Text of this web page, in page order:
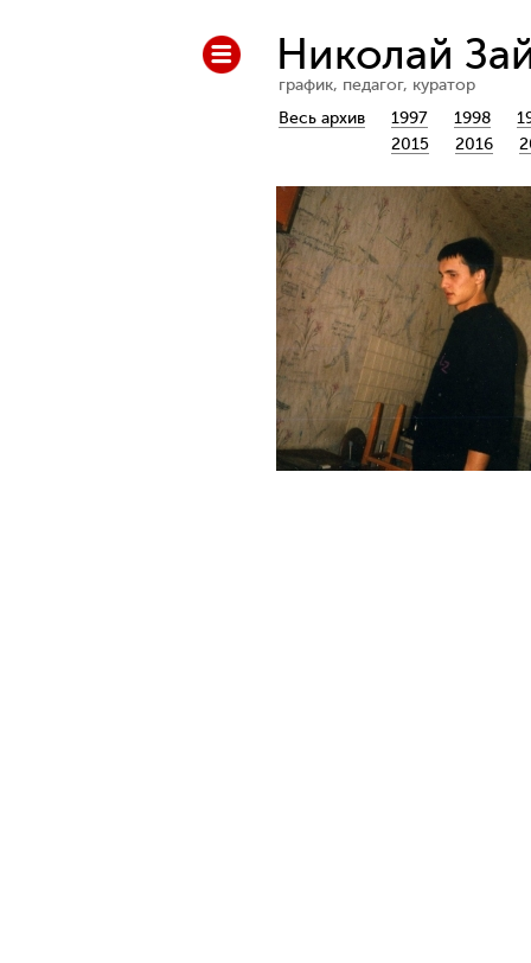
Николай
график, педагог, куратор
Весь архив
1997 1998
2015
2016